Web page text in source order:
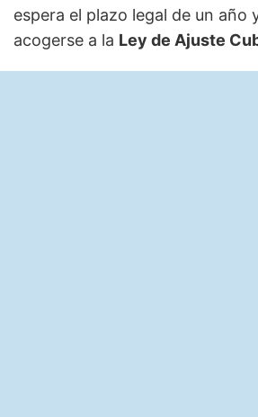
espera el plazo legal de un año
acogerse a la Ley de Ajuste